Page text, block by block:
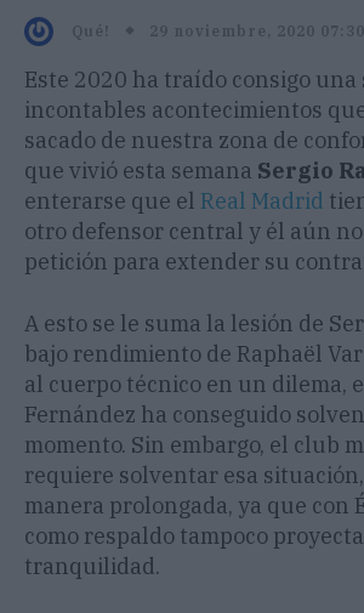
Qué! 29 noviembre, 2020 07:30
Este 2020 ha traído consigo una
incontables acontecimientos
sacado de nuestra zona de
que vivió esta semana Sergio
enterarse que el Real Madrid
otro defensor central y él aún
petición para extender su
A esto se le suma la lesión de
bajo rendimiento de Raphaël
al cuerpo técnico en un dilema,
Fernández ha conseguido
momento. Sin embargo, el club
requiere solventar esa
manera prolongada, ya que con
como respaldo tampoco
tranquilidad.